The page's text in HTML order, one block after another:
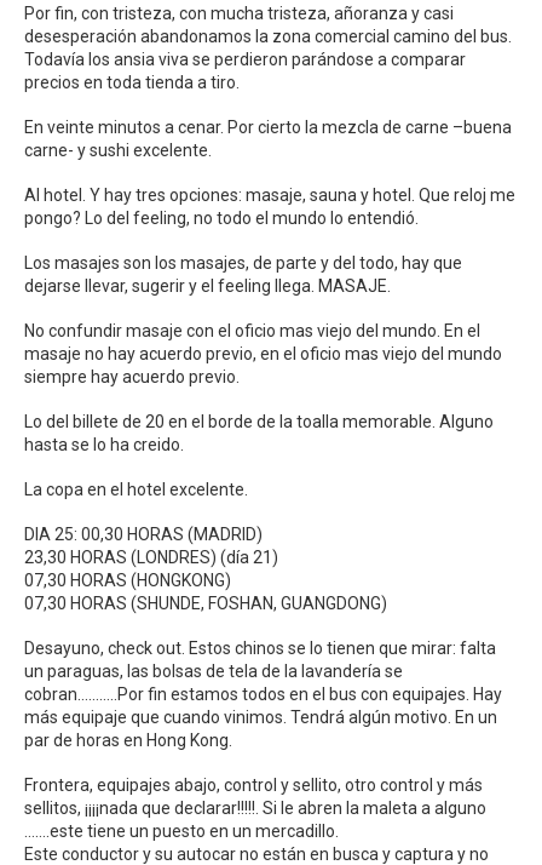
Por fin, con tristeza, con mucha tristeza, añoranza y casi
desesperación abandonamos la zona comercial camino del bus.
Todavía los ansia viva se perdieron parándose a comparar
precios en toda tienda a tiro.
En veinte minutos a cenar. Por cierto la mezcla de carne –buena
carne- y sushi excelente.
Al hotel. Y hay tres opciones: masaje, sauna y hotel. Que reloj me
pongo? Lo del feeling, no todo el mundo lo entendió.
Los masajes son los masajes, de parte y del todo, hay que
dejarse llevar, sugerir y el feeling llega. MASAJE.
No confundir masaje con el oficio mas viejo del mundo. En el
masaje no hay acuerdo previo, en el oficio mas viejo del mundo
siempre hay acuerdo previo.
Lo del billete de 20 en el borde de la toalla memorable. Alguno
hasta se lo ha creido.
La copa en el hotel excelente.
DIA 25: 00,30 HORAS (MADRID)
23,30 HORAS (LONDRES) (día 21)
07,30 HORAS (HONGKONG)
07,30 HORAS (SHUNDE, FOSHAN, GUANGDONG)
Desayuno, check out. Estos chinos se lo tienen que mirar: falta
un paraguas, las bolsas de tela de la lavandería se
cobran………..Por fin estamos todos en el bus con equipajes. Hay
más equipaje que cuando vinimos. Tendrá algún motivo. En un
par de horas en Hong Kong.
Frontera, equipajes abajo, control y sellito, otro control y más
sellitos, ¡¡¡¡nada que declarar!!!!!. Si le abren la maleta a alguno
…….este tiene un puesto en un mercadillo.
Este conductor y su autocar no están en busca y captura y no